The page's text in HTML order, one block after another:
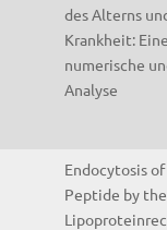
des Alterns
Krankheit:
numerische
Analyse
Endocytosis
Peptide by